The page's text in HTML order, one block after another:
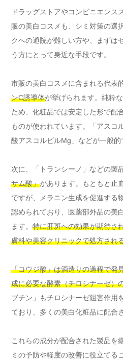
ドラッグストアやコンビニエンス
販の美白コスメも、シミ対策の選
クへの通院が難しい方や、まずは
う方にとって身近な手段です。
市販の美白コスメに含まれる代表
ンC誘導体が挙げられます。純粋
ため、化粧品では安定した形で配
ものが使われています。「アスコ
酸アスコルビルMg」などが一般的
次に、「トランシーノ」などの製
サム酸」があります。もともと止
ですが、メラニン生成を促進する
認められており、医薬部外品の美
ます。 特に肝斑への効果が期待さ
膚科や美容クリニックで処方され
「コウジ酸」は酒造りの過程で発
成に必要な酵素（チロシナーゼ）
ブチン」もチロシナーゼ阻害作用
ており、多くの美白化粧品に配合
これらの成分が配合された製品を
ミの予防や軽度の改善に役立てる